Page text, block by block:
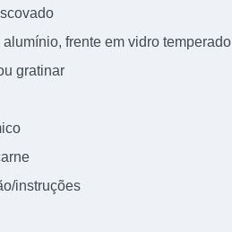
frente em vidro temperado
gratinar
instruções